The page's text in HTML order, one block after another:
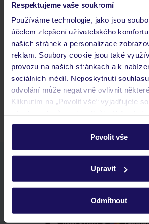
Respektujeme vaše soukromí
Používáme technologie, jako jsou
účelem zlepšení uživatelského
našich stránek a personalizace
reklam. Soubory cookie jsou také
provozu na našich stránkách a k
sociálních médií. Neposkytnutí
odvolání může negativně ovlivnit
Kliknutím na „Povolit vše“ vyjadřujete
personalizovat v sekci „Personalizace“.
Podrobné informace o souborech
ochrany osobních údajů.
Povolit vše
Upravit
Odmítnout
Často kladené otázky
Jaké doklady jsou potřebné při cestování?
Budeme ubytováni ihned po příjezdu do
Kam jít po přistání a vyzvednutí zavazadel?
Zobrazit další
Stáhněte si bezplatnou aplikaci
rychlé vyhledávání a prohlížení nabídek
seznam oblíbených nabídek a možnost
kontakt s TUI a všechny informace o